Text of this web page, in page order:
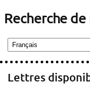
Recherche
Lettres